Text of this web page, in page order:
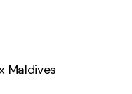
Maldives